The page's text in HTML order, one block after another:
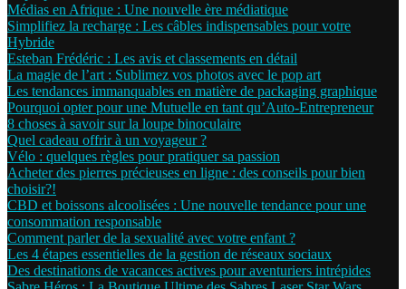
Médias en Afrique : Une nouvelle ère médiatique
Simplifiez la recharge : Les câbles indispensables pour votre
Hybride
Esteban Frédéric : Les avis et classements en détail
La magie de l’art : Sublimez vos photos avec le pop art
Les tendances immanquables en matière de packaging graphique
Pourquoi opter pour une Mutuelle en tant qu’Auto-Entrepreneur
8 choses à savoir sur la loupe binoculaire
Quel cadeau offrir à un voyageur ?
Vélo : quelques règles pour pratiquer sa passion
Acheter des pierres précieuses en ligne : des conseils pour bien
choisir?!
CBD et boissons alcoolisées : Une nouvelle tendance pour une
consommation responsable
Comment parler de la sexualité avec votre enfant ?
Les 4 étapes essentielles de la gestion de réseaux sociaux
Des destinations de vacances actives pour aventuriers intrépides